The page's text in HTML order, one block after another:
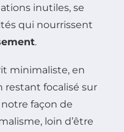
inutiles, se
qui nourrissent
.
minimaliste, en
restant focalisé sur
notre façon de
loin d’être